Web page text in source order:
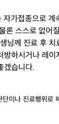
가접종으로 계
론 스스로 없어
님께 진료 후
방하시거나 레이
겠습니다.
이나 진료행위로